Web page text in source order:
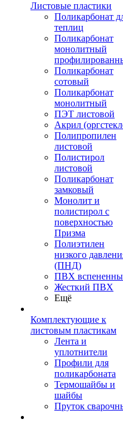
Листовые пластики
Поликарбонат
теплиц
Поликарбонат
монолитный
Поликарбонат
сотовый
Поликарбонат
монолитный
ПЭТ листовой
Акрил
Полипропилен
листовой
Полистирол
листовой
Поликарбонат
замковый
Монолит и
полистирол с
поверхностью
Призма
Полиэтилен
низкого
(ПНД)
ПВХ
Жесткий ПВХ
Ещё
Комплектующие к
листовым пластикам
Лента и
уплотнители
Профили для
поликарбоната
Термошайбы и
шайбы
Пруток